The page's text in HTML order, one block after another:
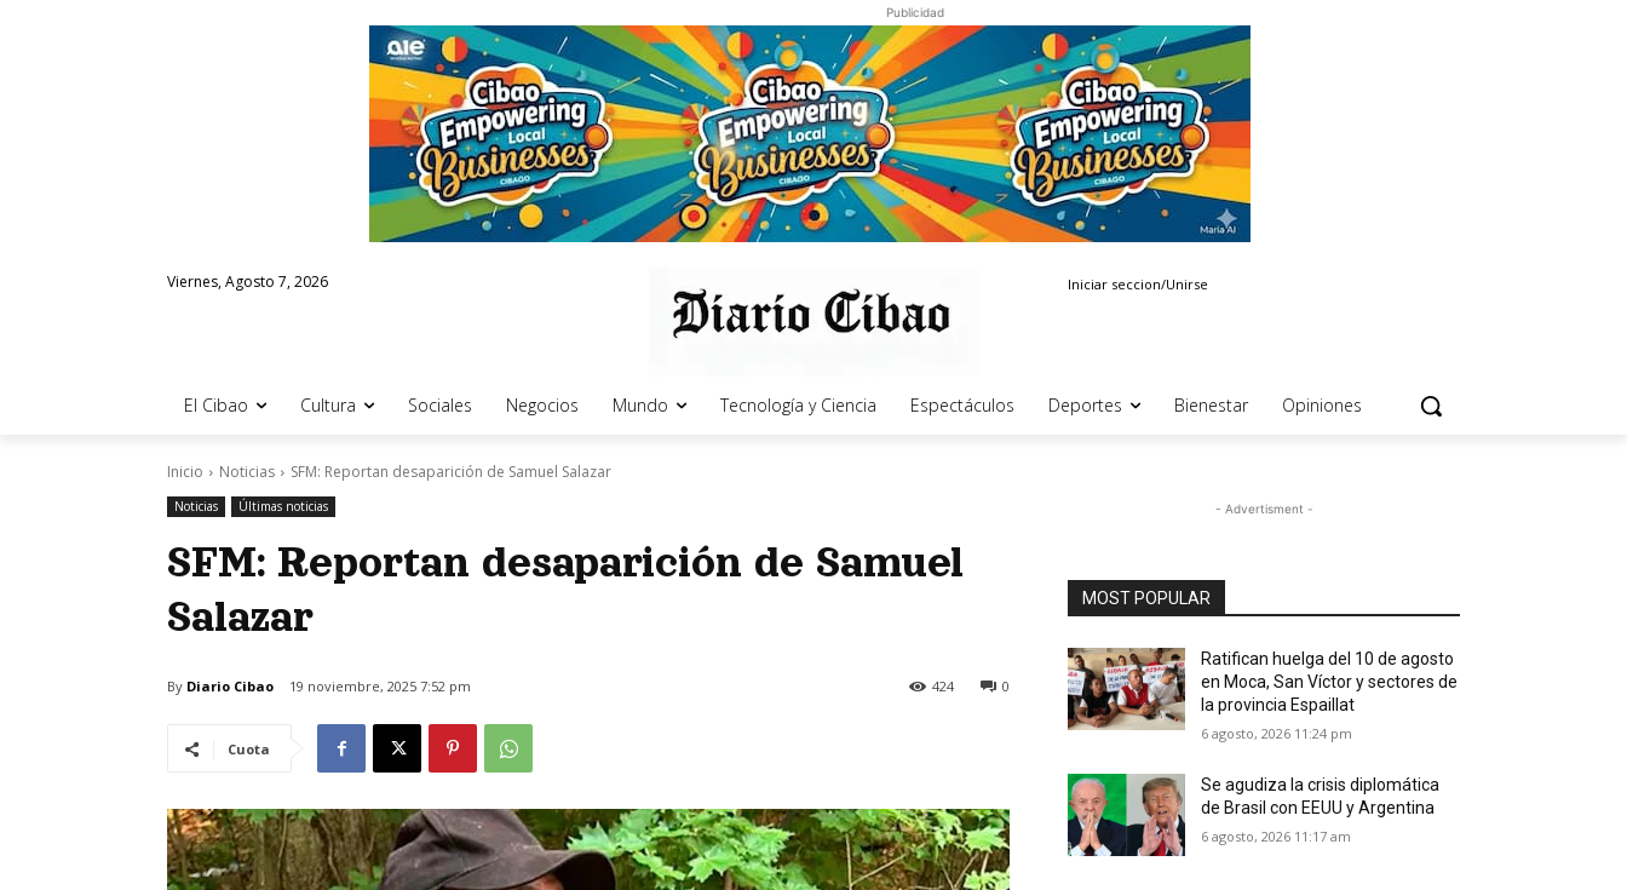
Publicidad
Viernes, Agosto 7, 2026 Iniciar seccion/Unirse
El Cibao Cultura Sociales Negocios Mundo Tecnología y Ciencia Espectáculos Deportes Bienestar Opiniones
Inicio Noticias SFM: Reportan desaparición de Samuel Salazar
Noticias Últimas noticias
SFM: Reportan desaparición de Samuel
Salazar
By Diario Cibao 19 noviembre, 2025 7:52 pm 0
424
Cuota
- Advertisment -
MOST POPULAR
Ratifican huelga del 10 de agosto
en Moca, San Víctor y sectores de
la provincia Espaillat
6 agosto, 2026 11:24 pm
Se agudiza la crisis diplomática
de Brasil con EEUU y Argentina
6 agosto, 2026 11:17 am